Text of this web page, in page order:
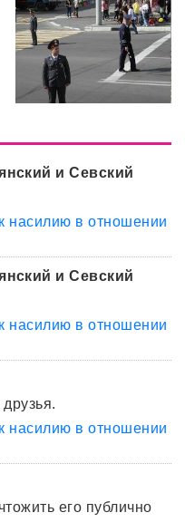
и Севский
насилию в отношении
и Севский
насилию в отношении
насилию в отношении
его публично